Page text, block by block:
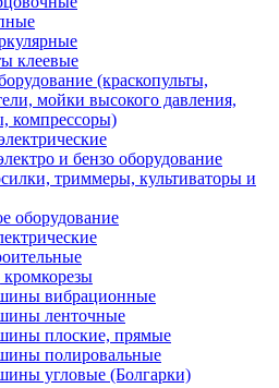
клеевые
(краскопульты,
мойки высокого давления,
компрессоры)
и бензо оборудование
триммеры, культиваторы и
оборудование
вибрационные
ленточные
плоские, прямые
полировальные
угловые (Болгарки)